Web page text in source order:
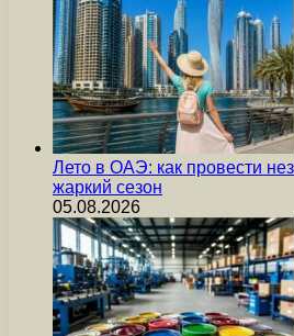
Лето в ОАЭ: как провести
жаркий сезон
05.08.2026